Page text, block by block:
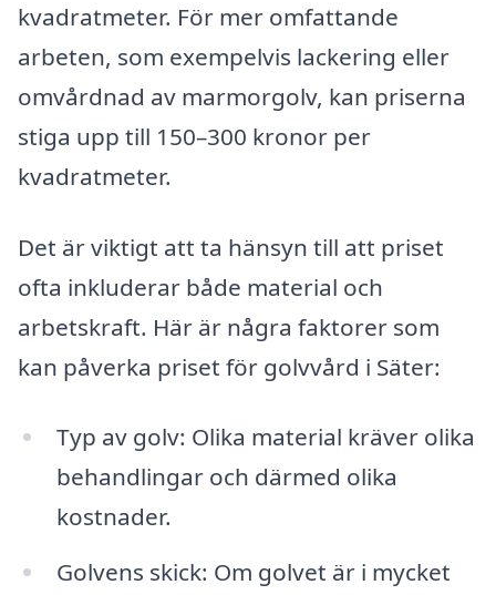
kvadratmeter. För mer omfattande
arbeten, som exempelvis lackering eller
omvårdnad av marmorgolv, kan priserna
stiga upp till 150–300 kronor per
kvadratmeter.
Det är viktigt att ta hänsyn till att priset
ofta inkluderar både material och
arbetskraft. Här är några faktorer som
kan påverka priset för golvvård i Säter:
Typ av golv: Olika material kräver olika
behandlingar och därmed olika
kostnader.
Golvens skick: Om golvet är i mycket